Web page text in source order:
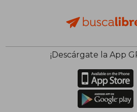
¡Descárgate la App